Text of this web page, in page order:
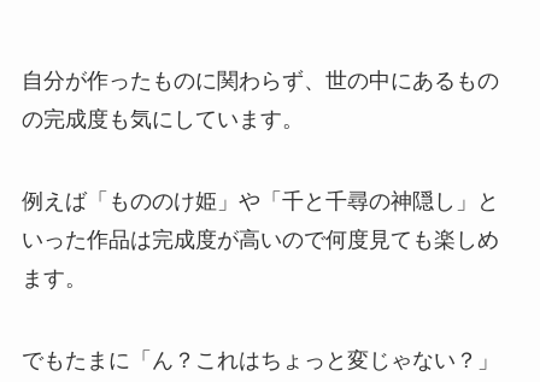
自分が作ったものに関わらず、世の中にあるもの
の完成度も気にしています。
例えば「もののけ姫」や「千と千尋の神隠し」と
いった作品は完成度が高いので何度見ても楽しめ
ます。
でもたまに「ん？これはちょっと変じゃない？」